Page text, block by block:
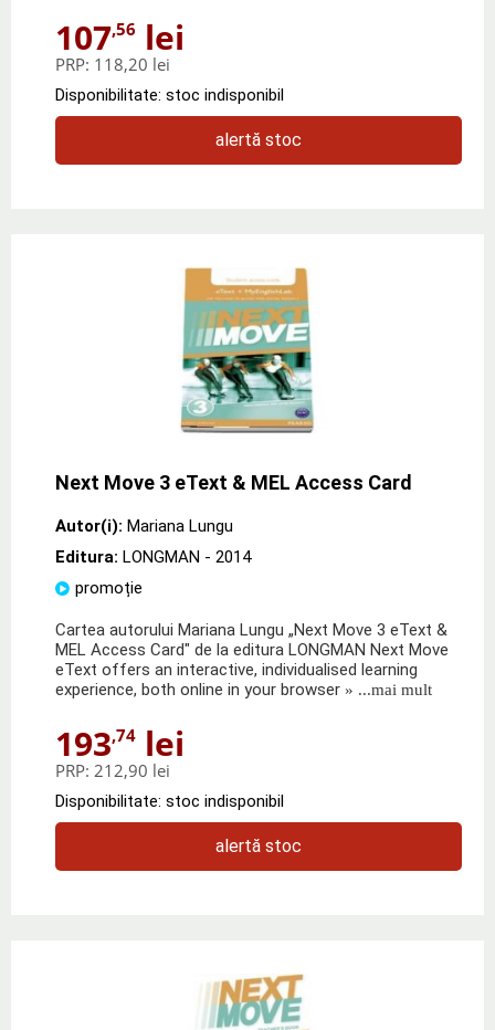
107,56 lei
PRP: 118,20 lei
Disponibilitate: stoc indisponibil
alertă stoc
Next Move 3 eText & MEL Access Card
Autor(i): Mariana Lungu
Editura: LONGMAN - 2014
promoție
Cartea autorului Mariana Lungu „Next Move 3 eText &
MEL Access Card" de la editura LONGMAN Next Move
eText offers an interactive, individualised learning
experience, both online in your browser » ...mai mult
193,74 lei
PRP: 212,90 lei
Disponibilitate: stoc indisponibil
alertă stoc